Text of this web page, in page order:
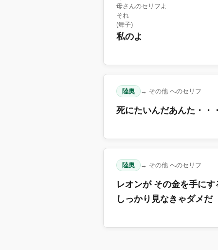
母さんのセリフよ
それ
(舞子)
私のよ
陸奥 → その他 へのセリフ
死にたいんだあんた・・
陸奥 → その他 へのセリフ
レオンが その金を手に
しっかり見なきゃダメだ